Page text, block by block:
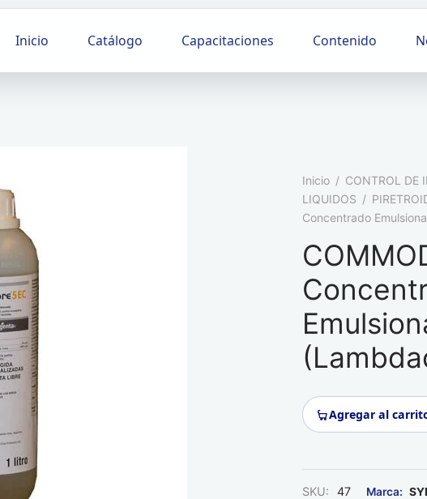
Inicio Catálogo Capacitaciones Contenido
Inicio / CONTROL DE
LIQUIDOS /
Concentrado
Agregar al
SKU: 47